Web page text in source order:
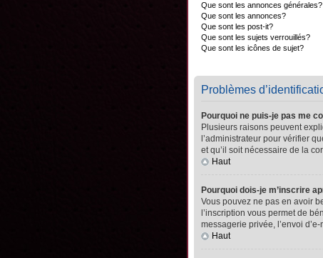
Que sont les annonces générales?
Que sont les annonces?
Que sont les post-it?
Que sont les sujets verrouillés?
Que sont les icônes de sujet?
Problèmes
Pourquoi ne puis-je pas me
Plusieurs raisons peuvent
l’administrateur pour vérifier
et qu’il soit nécessaire de la
Haut
Pourquoi dois-je m’inscrire
Vous pouvez ne pas en avoir
l’inscription vous permet de
messagerie privée, l’envoi
Haut